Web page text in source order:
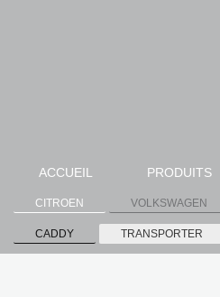
ACCUEIL PRODUITS
CITROEN VOLKSWAGEN
CADDY TRANSPORTER